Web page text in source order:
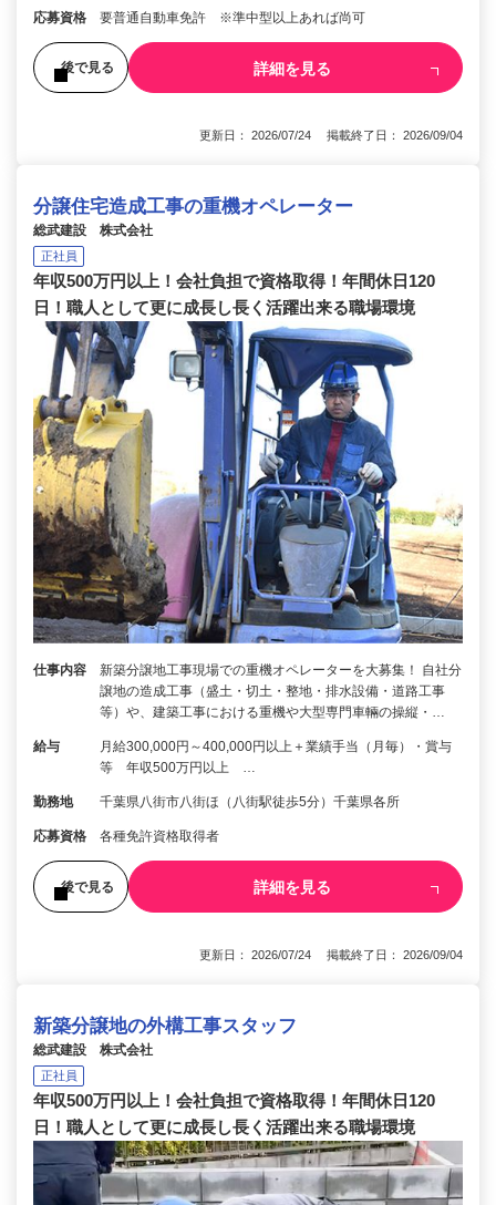
応募資格 要普通自動車免許 ※準中型以上あれば尚可
後で見る 詳細を見る
更新日： 2026/07/24 掲載終了日： 2026/09/04
分譲住宅造成工事の重機オペレーター
総武建設 株式会社
正社員
年収500万円以上！会社負担で資格取得！年間休日120
日！職人として更に成長し長く活躍出来る職場環境
仕事内容
新築分譲地工事現場での重機オペレーターを大募集！ 自社分
譲地の造成工事（盛土・切土・整地・排水設備・道路工事
等）や、建築工事における重機や大型専門車輛の操縦・…
給与
月給300,000円～400,000円以上＋業績手当（月毎）・賞与
等 年収500万円以上 …
勤務地 千葉県八街市八街ほ（八街駅徒歩5分）千葉県各所
応募資格 各種免許資格取得者
後で見る 詳細を見る
更新日： 2026/07/24 掲載終了日： 2026/09/04
新築分譲地の外構工事スタッフ
総武建設 株式会社
正社員
年収500万円以上！会社負担で資格取得！年間休日120
日！職人として更に成長し長く活躍出来る職場環境